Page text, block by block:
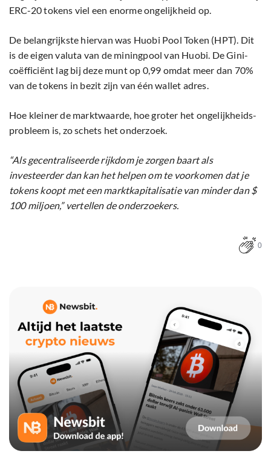
ERC-20 tokens viel een enorme ongelijkheid op.
De belangrijkste hiervan was Huobi Pool Token (HPT). Dit
is de eigen valuta van de miningpool van Huobi. De Gini-
coëfficiënt lag bij deze munt op 0,99 omdat meer dan 70%
van de tokens in bezit zijn van één wallet adres.
Hoe kleiner de marktwaarde, hoe groter het ongelijkheids-
probleem is, zo schets het onderzoek.
“Als gecentraliseerde rijkdom je zorgen baart als
investeerder dan kan het helpen om te voorkomen dat je
tokens koopt met een marktkapitalisatie van minder dan $
100 miljoen,” vertellen de onderzoekers.
0